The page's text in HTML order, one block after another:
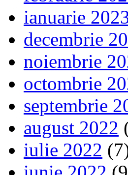
ianuarie
decembrie
noiembrie
octombrie
septembrie
august 2022
iulie 2022